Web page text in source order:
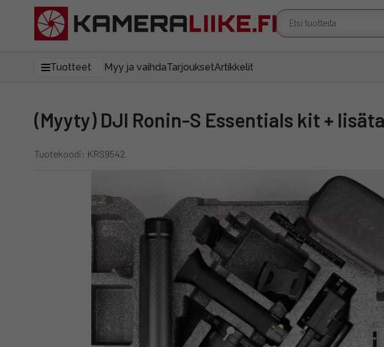
Tuotteet Myy ja vaihdaTarjouksetArtikkelit
(Myyty) DJI Ronin-S Essentials kit +
Tuotekoodi: KRS9542